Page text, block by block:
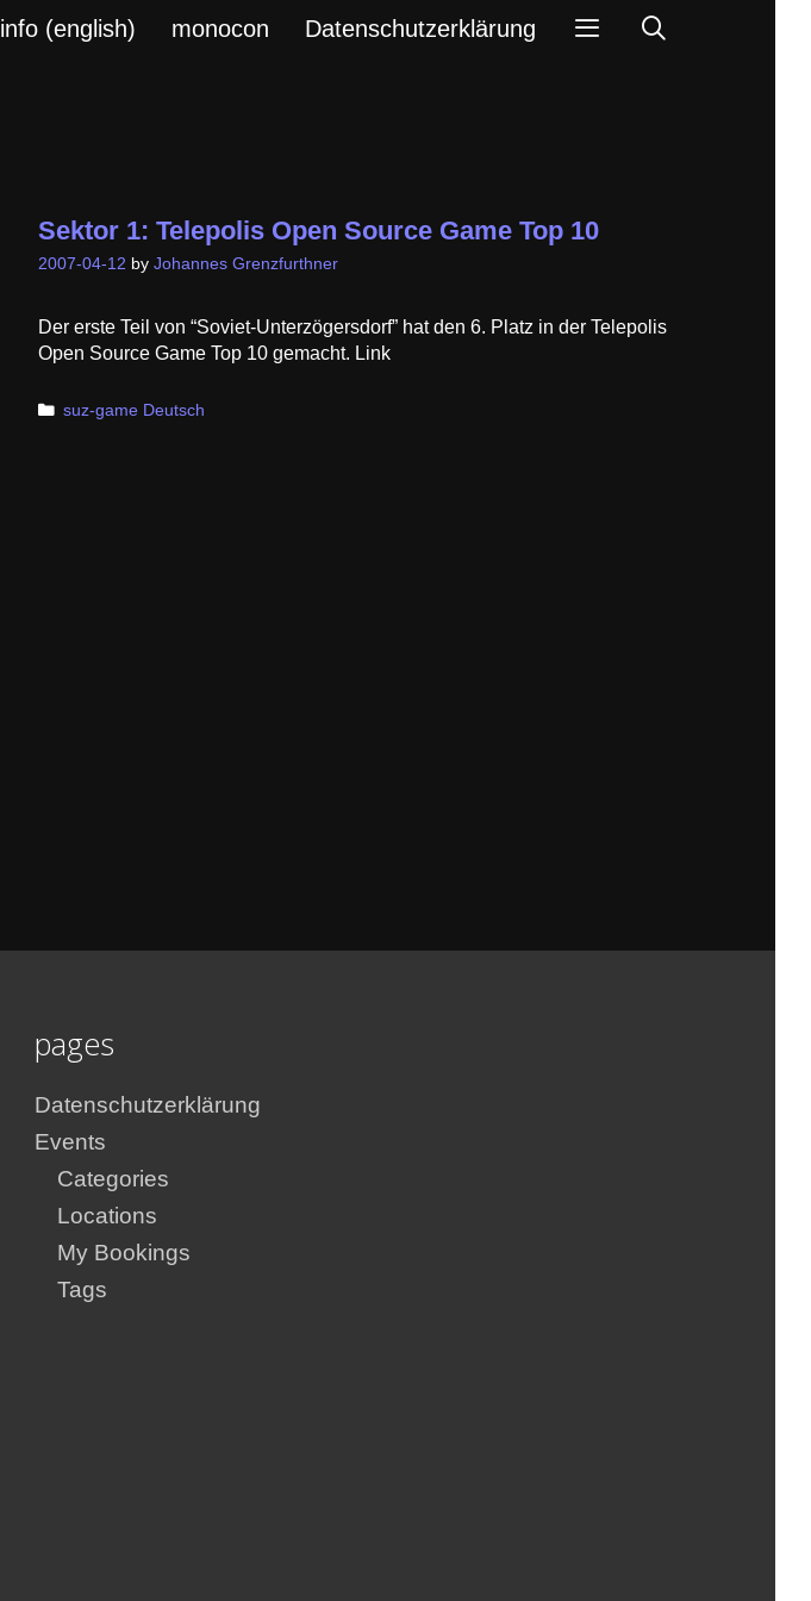
info (english) monocon Datenschutzerklärung
Sektor 1: Telepolis Open Source Game Top 10
2007-04-12 by Johannes Grenzfurthner
Der erste Teil von “Soviet-Unterzögersdorf” hat den 6. Platz in der Telepolis
Open Source Game Top 10 gemacht. Link
Categories
suz-game Deutsch
pages
Datenschutzerklärung
Events
Categories
Locations
My Bookings
Tags